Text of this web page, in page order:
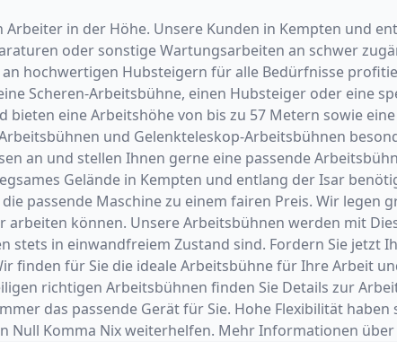
in der Höhe. Unsere Kunden in Kempten und
oder sonstige Wartungsarbeiten an schwer
hochwertigen Hubsteigern für alle Bedürfnisse
Scheren-Arbeitsbühne, einen Hubsteiger oder eine
eine Arbeitshöhe von bis zu 57 Metern sowie
und Gelenkteleskop-Arbeitsbühnen
an und stellen Ihnen gerne eine passende
Gelände in Kempten und entlang der Isar
passende Maschine zu einem fairen Preis. Wir legen
arbeiten können. Unsere Arbeitsbühnen werden mit
stets in einwandfreiem Zustand sind. Fordern Sie jetzt
finden für Sie die ideale Arbeitsbühne für Ihre Arbeit
richtigen Arbeitsbühnen finden Sie Details zur
das passende Gerät für Sie. Hohe Flexibilität haben
Komma Nix weiterhelfen. Mehr Informationen